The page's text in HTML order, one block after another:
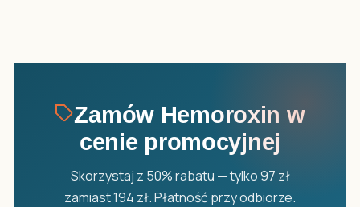
Zamów Hemoroxin w
cenie promocyjnej
Skorzystaj z 50% rabatu — tylko 97 zł
zamiast 194 zł. Płatność przy odbiorze.